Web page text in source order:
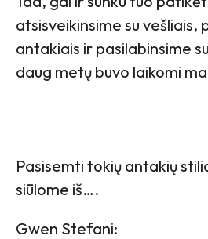
atsisveikinsime su vešliais,
antakiais ir pasilabinsime
daug metų buvo laikomi
Pasisemti tokių antakių
siūlome iš….
Gwen Stefani: